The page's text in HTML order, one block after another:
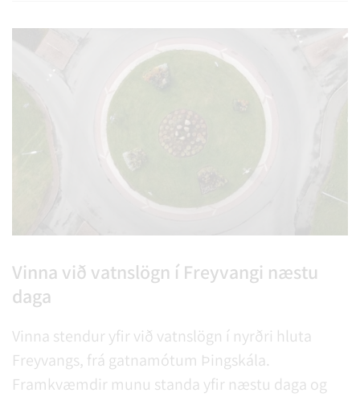
Vinna við vatnslögn í Freyvangi næstu
daga
Vinna stendur yfir við vatnslögn í nyrðri hluta
Freyvangs, frá gatnamótum Þingskála.
Framkvæmdir munu standa yfir næstu daga og